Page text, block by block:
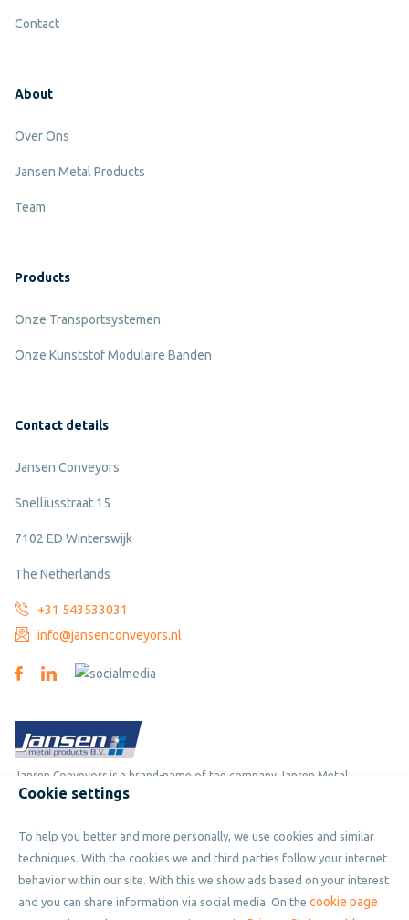
Contact
About
Over Ons
Jansen Metal Products
Team
Products
Onze Transportsystemen
Onze Kunststof Modulaire Banden
Contact details
Jansen Conveyors
Snelliusstraat 15
7102 ED Winterswijk
The Netherlands
+31 543533031
info@jansenconveyors.nl
Jansen Conveyors is a brand-name of the company Jansen Metal
Products
Copyright © 2019 - 2026 Jansen Conveyors. Part of Jansen Metal
Products. All rights reserved.
Cookie settings
To help you better and more personally, we use cookies and similar
techniques. With the cookies we and third parties follow your internet
behavior within our site. With this we show ads based on your interest
and you can share information via social media. On the cookie page